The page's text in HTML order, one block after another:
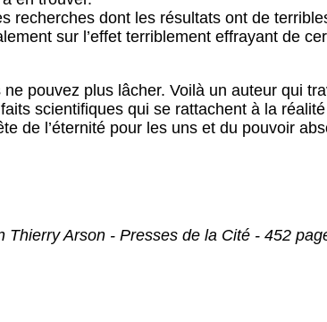
recherches dont les résultats ont de
sur l’effet terriblement effrayant de
pouvez plus lâcher. Voilà un auteur qui
scientifiques qui se rattachent à la
de l’éternité pour les uns et du pouvoir
Thierry Arson - Presses de la Cité - 452